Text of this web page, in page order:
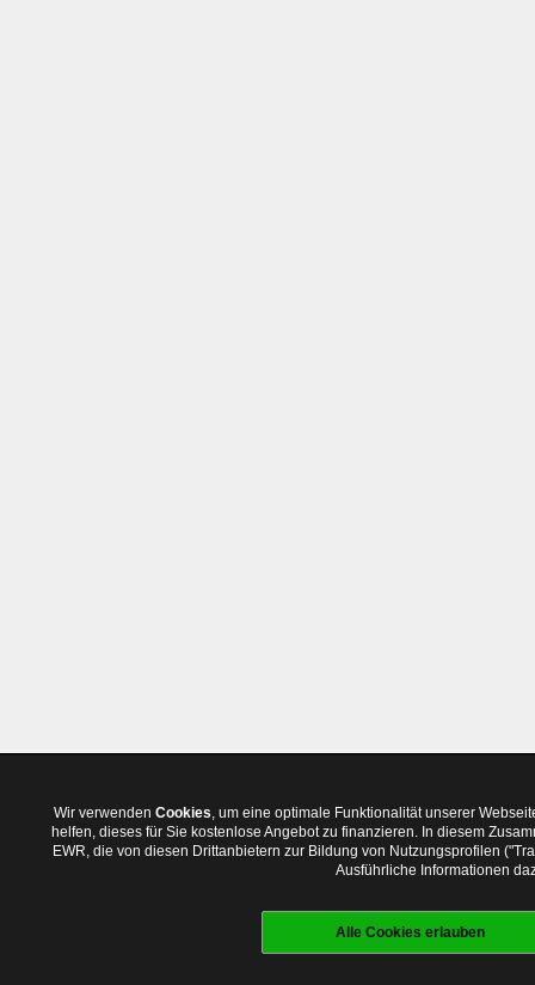
Wir verwenden Cookies, um eine optimale Funktionalität unserer
helfen, dieses für Sie kostenlose Angebot zu finanzieren. In diesem
EWR, die von diesen Drittanbietern zur Bildung von Nutzungsprofilen
Ausführliche Informationen
Alle Cookies erlauben